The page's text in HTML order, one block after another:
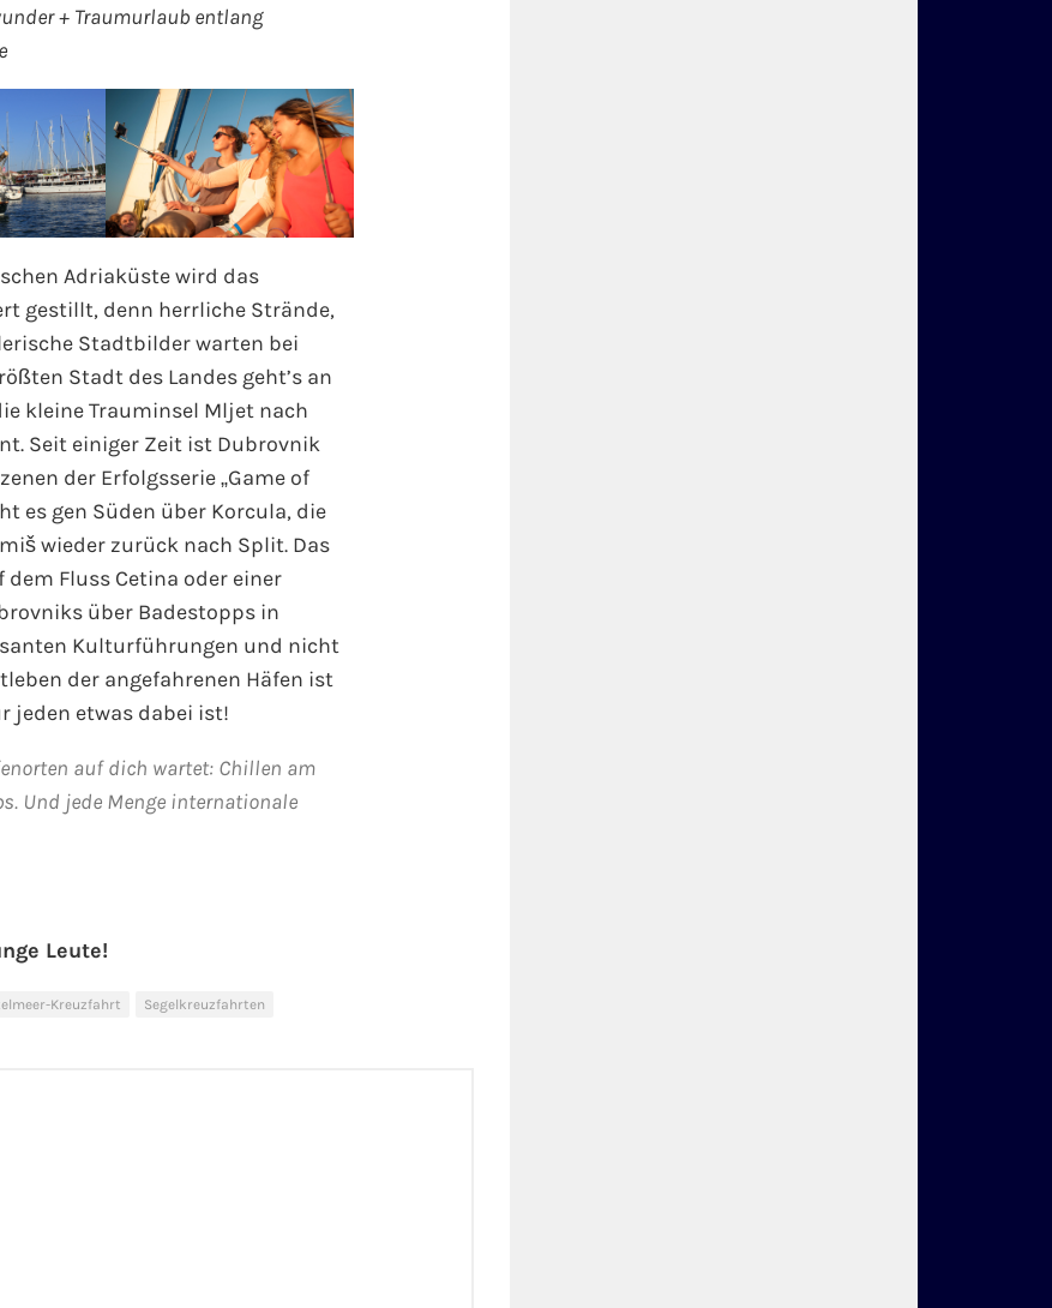
+ Traumurlaub entlang
Adriaküste wird das
gestillt, denn herrliche Strände,
Stadtbilder warten bei
Stadt des Landes geht’s an
kleine Trauminsel Mljet nach
Seit einiger Zeit ist Dubrovnik
der Erfolgsserie „Game of
es gen Süden über Korcula, die
wieder zurück nach Split. Das
Fluss Cetina oder einer
über Badestopps in
Kulturführungen und nicht
der angefahrenen Häfen ist
jeden etwas dabei ist!
auf dich wartet: Chillen am
Und jede Menge internationale
Leute!
Kreuzfahrt Segelkreuzfahrten